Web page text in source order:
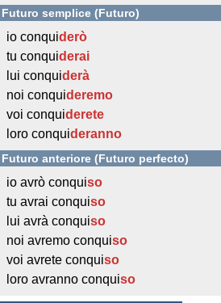
Futuro semplice (Futuro)
io conquiderò
tu conquiderai
lui conquiderà
noi conquideremo
voi conquiderete
loro conquideranno
Futuro anteriore (Futuro perfecto)
io avrò conquiso
tu avrai conquiso
lui avrà conquiso
noi avremo conquiso
voi avrete conquiso
loro avranno conquiso